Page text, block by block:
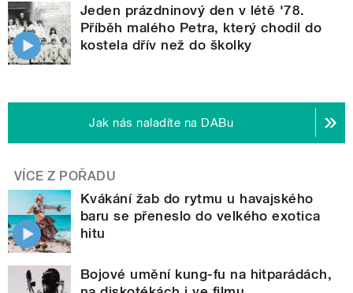
Jeden prázdninový den v létě '78.
Příběh malého Petra, který chodil do
kostela dřív než do školky
Jak nás naladíte na DABu
VÍCE Z POŘADU
Kvákání žab do rytmu u havajského
baru se přeneslo do velkého exotica
hitu
Bojové umění kung-fu na hitparádách,